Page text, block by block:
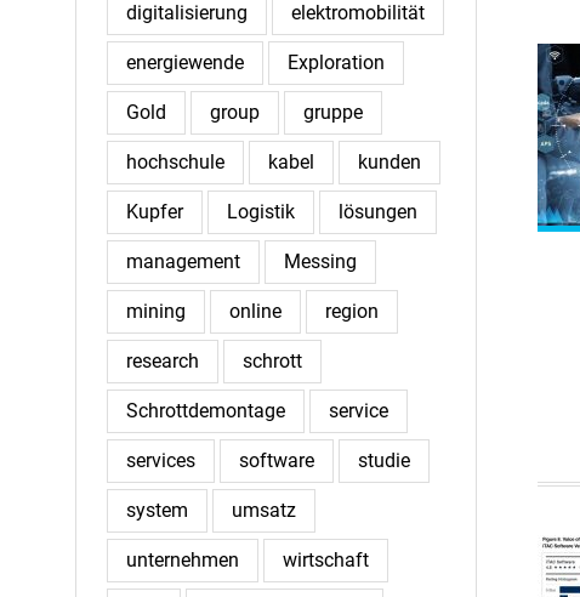
digitalisierung elektromobilität
energiewende Exploration
Gold group gruppe
hochschule kabel kunden
Kupfer Logistik lösungen
management Messing
mining online region
research schrott
Schrottdemontage service
services software studie
system umsatz
unternehmen wirtschaft